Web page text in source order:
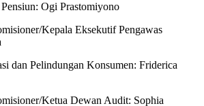
Ogi Prastomiyono
Kepala Eksekutif Pengawas
dan Pelindungan Konsumen: Friderica
Ketua Dewan Audit: Sophia